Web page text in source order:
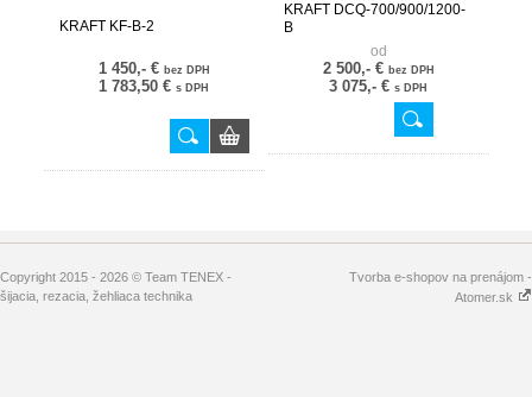
KRAFT KF-B-2
1 450,- € bez DPH
1 783,50 € s DPH
KRAFT DCQ-700/900/1200-
B
od
2 500,- € bez DPH
3 075,- € s DPH
Copyright 2015 - 2026 © Team TENEX -
šijacia, rezacia, žehliaca technika
Tvorba e-shopov na prenájom -
Atomer.sk